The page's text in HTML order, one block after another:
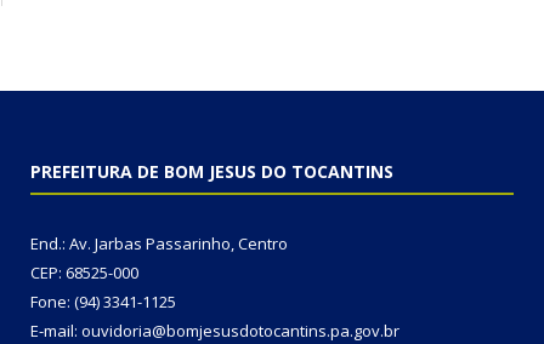
PREFEITURA DE BOM JESUS DO TOCANTINS
End.: Av. Jarbas Passarinho, Centro
CEP: 68525-000
Fone: (94) 3341-1125
E-mail: ouvidoria@bomjesusdotocantins.pa.gov.br